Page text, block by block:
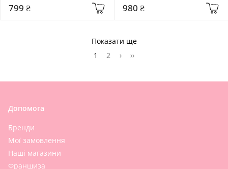
799 ₴
Cleansing Foam
980 ₴
Показати ще
1
2 › ››
Допомога
Бренди
Мої замовлення
Наші магазини
Франшиза